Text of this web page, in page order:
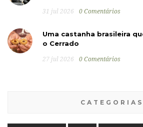
31 jul 2026 0 Comentários
Uma castanha brasileira
o Cerrado
27 jul 2026 0 Comentários
CATEGORIAS